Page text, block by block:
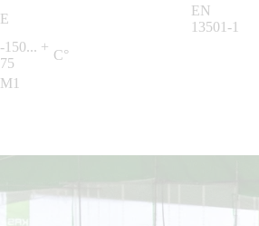
E
EN
13501-1
-150... +
75
C°
M1